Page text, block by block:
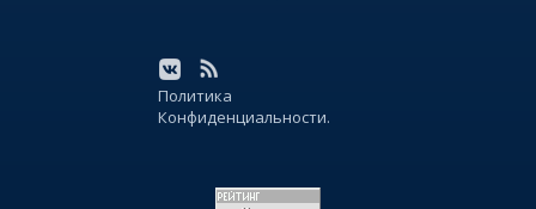
Политика
Конфиденциальности.